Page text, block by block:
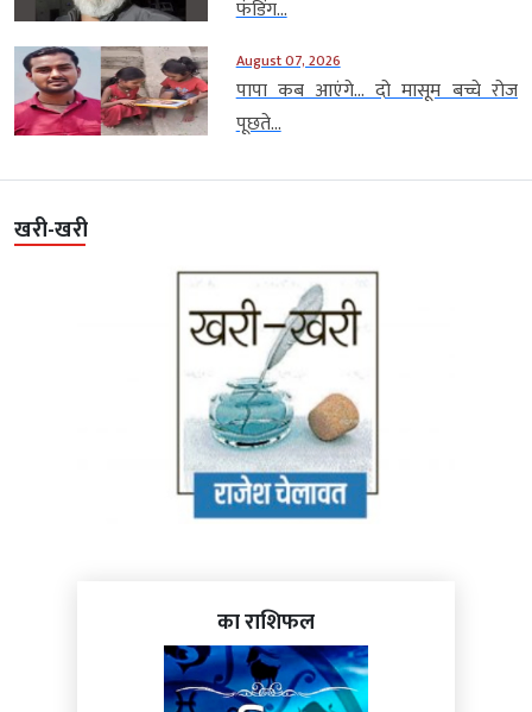
फंडिंग...
August 07, 2026
पापा कब आएंगे… दो मासूम बच्चे रोज
पूछते...
खरी-खरी
का राशिफल